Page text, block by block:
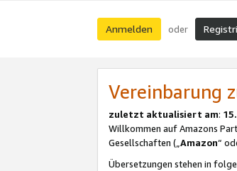
Anmelden oder
Vereinbarung
zuletzt aktualisiert am:
Willkommen auf Amazons
Gesellschaften („Amazon“
Übersetzungen stehen in